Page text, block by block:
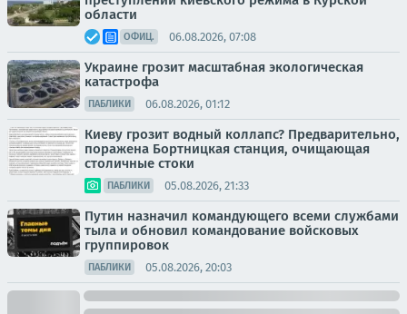
области
ОФИЦ. 06.08.2026, 07:08
Украине грозит масштабная экологическая
катастрофа
ПАБЛИКИ 06.08.2026, 01:12
Киеву грозит водный коллапс? Предварительно,
поражена Бортницкая станция, очищающая
столичные стоки
ПАБЛИКИ 05.08.2026, 21:33
Путин назначил командующего всеми службами
тыла и обновил командование войсковых
группировок
ПАБЛИКИ 05.08.2026, 20:03